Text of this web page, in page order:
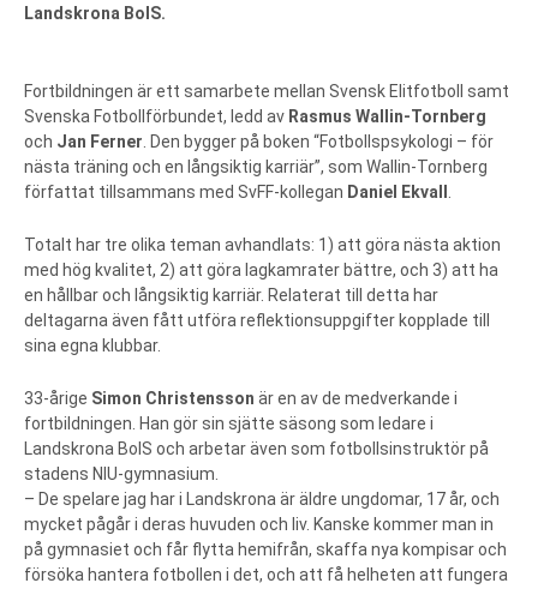
Landskrona BoIS.
Fortbildningen är ett samarbete mellan Svensk Elitfotboll samt
Svenska Fotbollförbundet, ledd av Rasmus Wallin-Tornberg
och Jan Ferner. Den bygger på boken “Fotbollspsykologi – för
nästa träning och en långsiktig karriär”, som Wallin-Tornberg
författat tillsammans med SvFF-kollegan Daniel Ekvall .
Totalt har tre olika teman avhandlats: 1) att göra nästa aktion
med hög kvalitet, 2) att göra lagkamrater bättre, och 3) att ha
en hållbar och långsiktig karriär. Relaterat till detta har
deltagarna även fått utföra reflektionsuppgifter kopplade till
sina egna klubbar.
33-årige Simon Christensson är en av de medverkande i
fortbildningen. Han gör sin sjätte säsong som ledare i
Landskrona BoIS och arbetar även som fotbollsinstruktör på
stadens NIU-gymnasium.
– De spelare jag har i Landskrona är äldre ungdomar, 17 år, och
mycket pågår i deras huvuden och liv. Kanske kommer man in
på gymnasiet och får flytta hemifrån, skaffa nya kompisar och
försöka hantera fotbollen i det, och att få helheten att fungera